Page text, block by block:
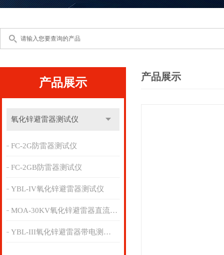
产品展示
氧化锌避雷器测试仪
FC-2G防雷器测试仪
FC-2GB防雷器测试仪
YBL-IV氧化锌避雷器测试仪
MOA-30KV氧化锌避雷器直流参数检测仪
YBL-III氧化锌避雷器带电测试仪
产品展示